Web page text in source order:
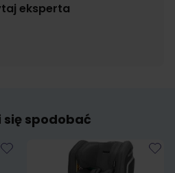
eksperta
się spodobać